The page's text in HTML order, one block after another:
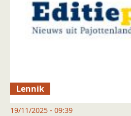
Lennik
19/11/2025 - 09:39